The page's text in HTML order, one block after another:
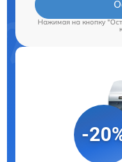
Нажимая на кнопку
-